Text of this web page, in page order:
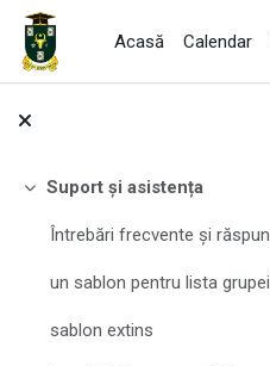
Sari la conţinutul principal
Acasă
Calendar
Derulează
Suport și asistența
un sablon pentru lista grupei
sablon extins